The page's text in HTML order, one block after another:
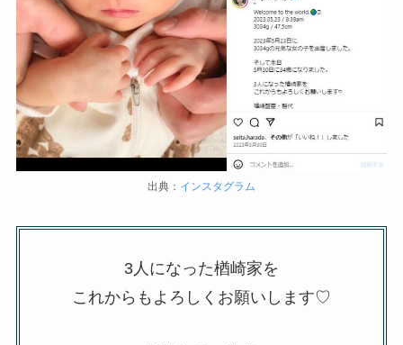
出典： インスタグラム
3人になった楢崎家を
これからもよろしくお願いします♡